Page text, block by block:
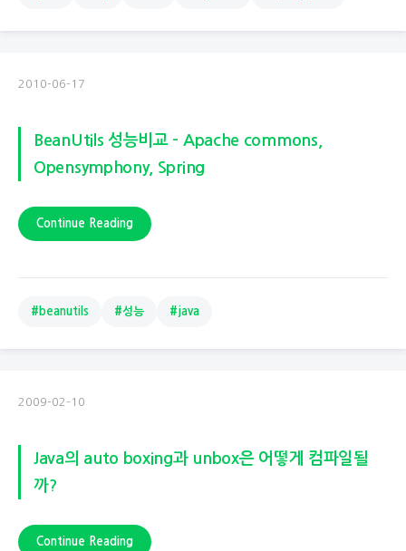
2010-06-17
BeanUtils 성능비교 - Apache commons,
Opensymphony, Spring
Continue Reading
#beanutils #성능 #java
2009-02-10
Java의 auto boxing과 unbox은 어떻게 컴파일될
까?
Continue Reading